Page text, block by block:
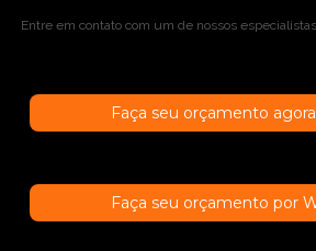
Entre em contato com um de nossos
Faça seu orçamento
Faça seu orçamento por